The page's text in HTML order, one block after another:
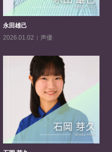
永田雄己
2026.01.02
声優